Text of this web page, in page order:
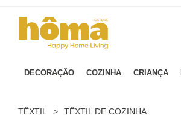
DECORAÇÃO COZINHA CRIANÇA
TÊXTIL > TÊXTIL DE COZINHA